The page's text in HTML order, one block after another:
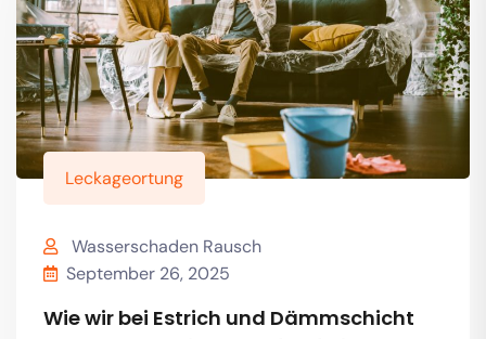
Leckageortung
Wasserschaden Rausch
September 26, 2025
Wie wir bei Estrich und Dämmschicht